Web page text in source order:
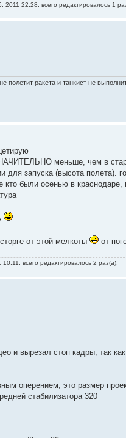
2011 22:28, всего редактировалось 1
ракета и танкист не выполнит
меньше, чем в
для запуска (высота полета).
кто были осенью в
от этой мелкоты от
10:11, всего редактировалось 2 раз(а).
и вырезал стоп кадры, так
оперением, это размер
стабилизатора 320